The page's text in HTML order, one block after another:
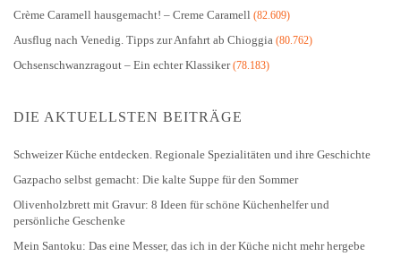
Crème Caramell hausgemacht! – Creme Caramell (82.609)
Ausflug nach Venedig. Tipps zur Anfahrt ab Chioggia (80.762)
Ochsenschwanzragout – Ein echter Klassiker(78.183)
DIE AKTUELLSTEN BEITRÄGE
Schweizer Küche entdecken. Regionale Spezialitäten und ihre Geschichte
Gazpacho selbst gemacht: Die kalte Suppe für den Sommer
Olivenholzbrett mit Gravur: 8 Ideen für schöne Küchenhelfer und
persönliche Geschenke
Mein Santoku: Das eine Messer, das ich in der Küche nicht mehr hergebe